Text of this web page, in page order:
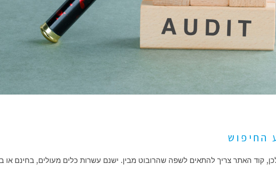
החיפוש
קוד האתר צריך להתאים לשפה שהרובוט מבין. ישנם עשרות כלים מעולים, בחינם או